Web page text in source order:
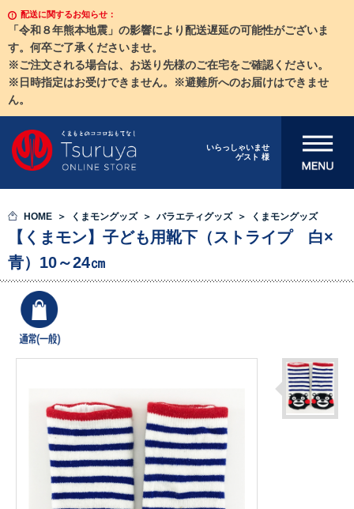
配送に関するお知らせ：
「令和８年熊本地震」の影響により配送遅延の可能性がございま
す。何卒ご了承くださいませ。
※ご注文される場合は、お送り先様のご在宅をご確認ください。
※日時指定はお受けできません。※避難所へのお届けはできませ
ん。
いらっしゃいませ
ゲスト 様
メニューを開
HOME くまモングッズ バラエティグッズ くまモングッズ
【くまモン】子ども用靴下（ストライプ 白×
青）10～24㎝